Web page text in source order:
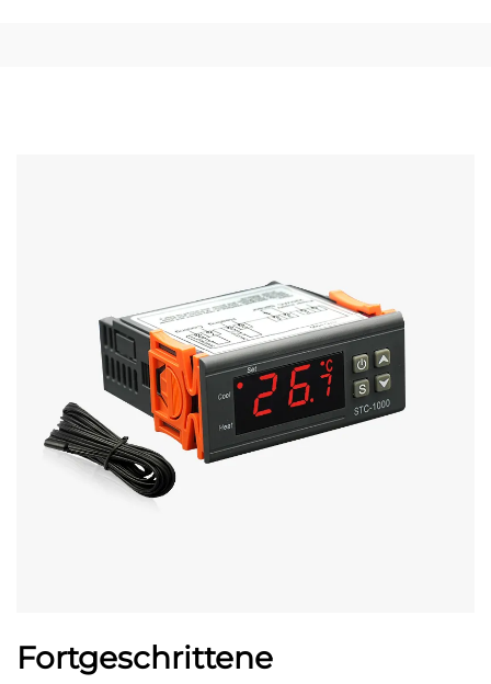
Fortgeschrittene